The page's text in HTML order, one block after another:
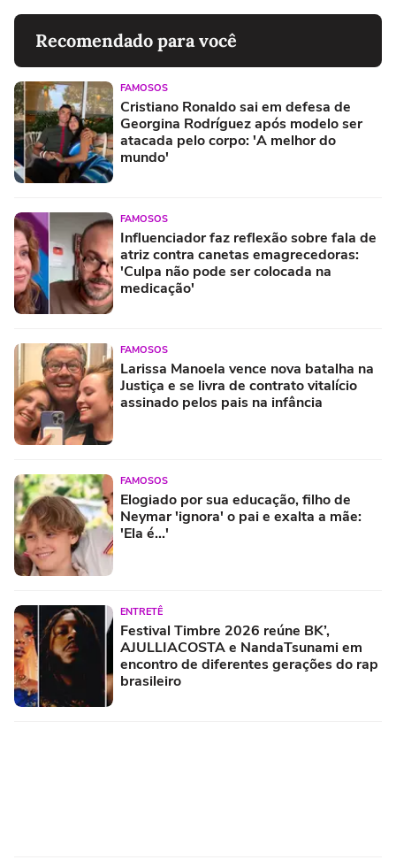
Recomendado para você
FAMOSOS
Cristiano Ronaldo sai em defesa de
Georgina Rodríguez após modelo ser
atacada pelo corpo: 'A melhor do
mundo'
FAMOSOS
Influenciador faz reflexão sobre fala de
atriz contra canetas emagrecedoras:
'Culpa não pode ser colocada na
medicação'
FAMOSOS
Larissa Manoela vence nova batalha na
Justiça e se livra de contrato vitalício
assinado pelos pais na infância
FAMOSOS
Elogiado por sua educação, filho de
Neymar 'ignora' o pai e exalta a mãe:
'Ela é...'
ENTRETÊ
Festival Timbre 2026 reúne BK’,
AJULLIACOSTA e NandaTsunami em
encontro de diferentes gerações do rap
brasileiro